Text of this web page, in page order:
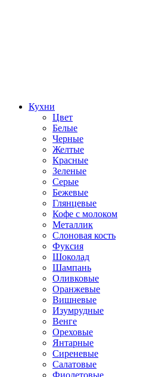
Кухни
Цвет
Белые
Черные
Желтые
Красные
Зеленые
Серые
Бежевые
Глянцевые
Кофе с молоком
Металлик
Слоновая кость
Фуксия
Шоколад
Шампань
Оливковые
Оранжевые
Вишневые
Изумрудные
Венге
Ореховые
Янтарные
Сиреневые
Салатовые
Фиолетовые